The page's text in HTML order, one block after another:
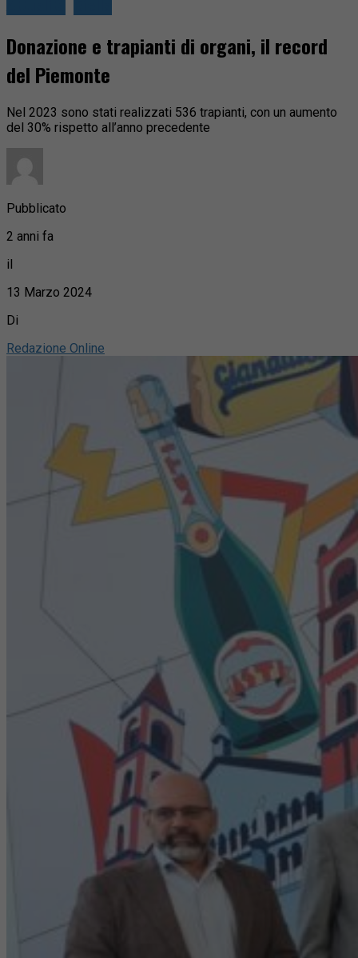
Donazione e trapianti di organi, il record
del Piemonte
Nel 2023 sono stati realizzati 536 trapianti, con un aumento
del 30% rispetto all’anno precedente
Pubblicato
2 anni fa
il
13 Marzo 2024
Di
Redazione Online